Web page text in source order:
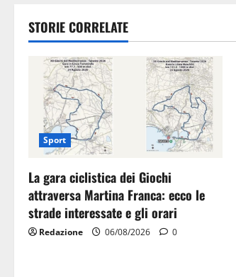
STORIE CORRELATE
Sport
La gara ciclistica dei Giochi
attraversa Martina Franca: ecco le
strade interessate e gli orari
Redazione 06/08/2026 0